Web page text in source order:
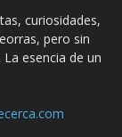
curiosidades,
pero sin
esencia de un